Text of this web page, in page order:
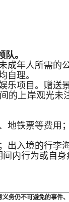
。
年人所需的
自理。
项目。赠送
的上岸观光
地铁票等费用；
入境的行李
内行为或自身
务仍不可避免的事